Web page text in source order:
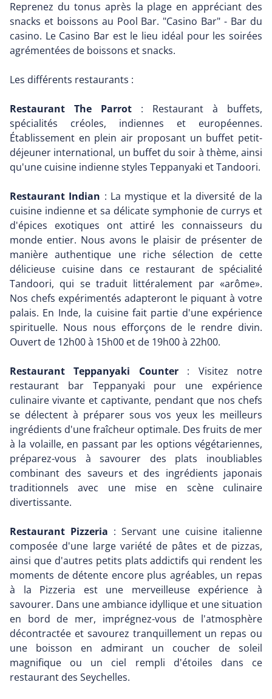
Reprenez du tonus après la plage en appréciant des
snacks et boissons au Pool Bar. "Casino Bar" - Bar du
casino. Le Casino Bar est le lieu idéal pour les soirées
agrémentées de boissons et snacks.
Les différents restaurants :
Restaurant The Parrot : Restaurant à buffets,
spécialités créoles, indiennes et européennes.
Établissement en plein air proposant un buffet petit-
déjeuner international, un buffet du soir à thème, ainsi
qu'une cuisine indienne styles Teppanyaki et Tandoori.
Restaurant Indian : La mystique et la diversité de la
cuisine indienne et sa délicate symphonie de currys et
d'épices exotiques ont attiré les connaisseurs du
monde entier. Nous avons le plaisir de présenter de
manière authentique une riche sélection de cette
délicieuse cuisine dans ce restaurant de spécialité
Tandoori, qui se traduit littéralement par «arôme».
Nos chefs expérimentés adapteront le piquant à votre
palais. En Inde, la cuisine fait partie d'une expérience
spirituelle. Nous nous efforçons de le rendre divin.
Ouvert de 12h00 à 15h00 et de 19h00 à 22h00.
Restaurant Teppanyaki Counter: Visitez notre
restaurant bar Teppanyaki pour une expérience
culinaire vivante et captivante, pendant que nos chefs
se délectent à préparer sous vos yeux les meilleurs
ingrédients d'une fraîcheur optimale. Des fruits de mer
à la volaille, en passant par les options végétariennes,
préparez-vous à savourer des plats inoubliables
combinant des saveurs et des ingrédients japonais
traditionnels avec une mise en scène culinaire
divertissante.
Restaurant Pizzeria : Servant une cuisine italienne
composée d'une large variété de pâtes et de pizzas,
ainsi que d'autres petits plats addictifs qui rendent les
moments de détente encore plus agréables, un repas
à la Pizzeria est une merveilleuse expérience à
savourer. Dans une ambiance idyllique et une situation
en bord de mer, imprégnez-vous de l'atmosphère
décontractée et savourez tranquillement un repas ou
une boisson en admirant un coucher de soleil
magnifique ou un ciel rempli d'étoiles dans ce
restaurant des Seychelles.